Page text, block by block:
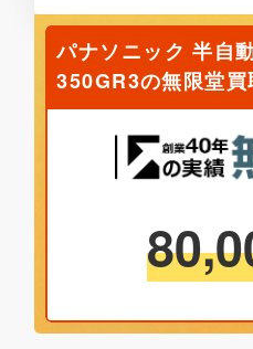
パナソニック 半自
350GR3の無限堂買